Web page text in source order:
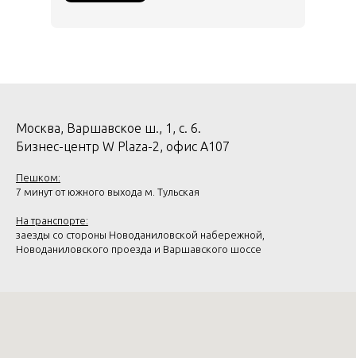
Москва, Варшавское ш., 1, с. 6.
Бизнес-центр W Plaza-2, офис А107
Пешком:
7 минут от южного выхода м. Тульская
На транспорте:
заезды со стороны Новоданиловской набережной,
Новоданиловского проезда и Варшавского шоссе